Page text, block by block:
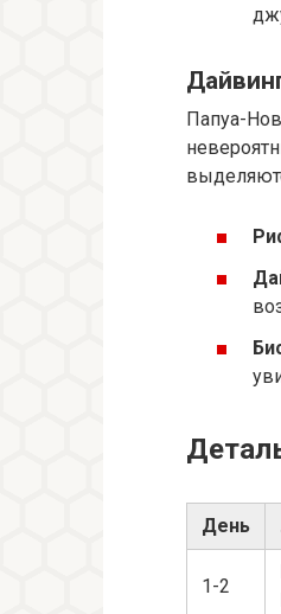
Папуа-
День
1-2